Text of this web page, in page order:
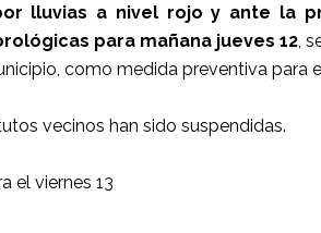
lluvias a nivel rojo y ante la
para mañana jueves 12,
como medida preventiva para
vecinos han sido suspendidas.
el viernes 13